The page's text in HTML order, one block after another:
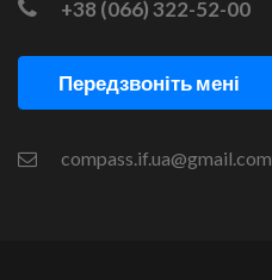
+38 (066) 322-52-00
Передзвоніть мені
compass.if.ua@gmail.com